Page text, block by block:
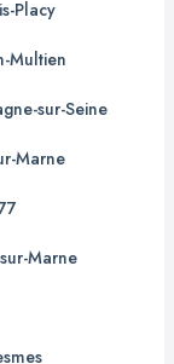
Placy
Multien
sur-Seine
Marne
Marne